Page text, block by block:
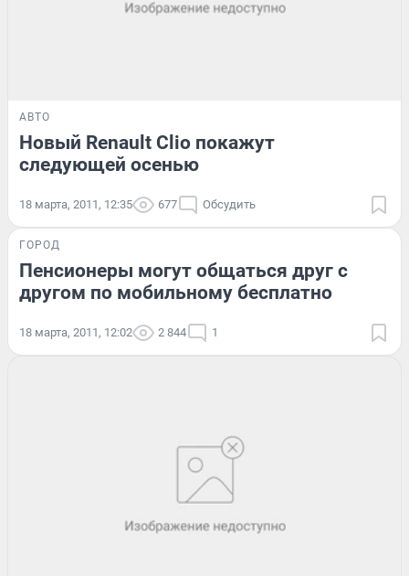
АВТО
Новый Renault Clio покажут
следующей осенью
18 марта, 2011, 12:35 677 Обсудить
ГОРОД
Пенсионеры могут общаться друг с
другом по мобильному бесплатно
18 марта, 2011, 12:02 2 844 1